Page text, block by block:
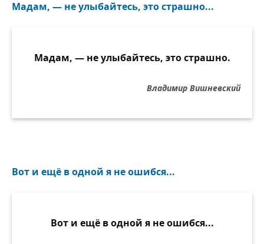
Мадам, — не улыбайтесь, это страшно...
Мадам, — не улыбайтесь, это страшно.
Владимир Вишневский
Вот и ещё в одной я не ошибся...
Вот и ещё в одной я не ошибся...